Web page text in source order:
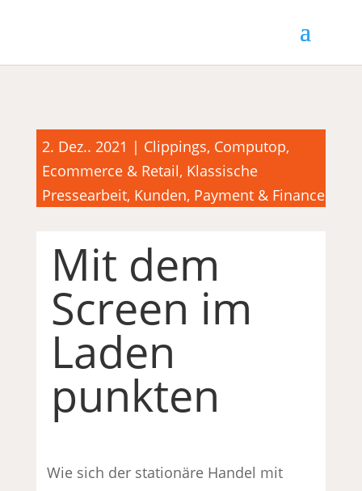
2. Dez.. 2021 | Clippings, Computop,
Ecommerce & Retail, Klassische
Pressearbeit, Kunden, Payment & Finance
Mit dem
Screen im
Laden
punkten
Wie sich der stationäre Handel mit